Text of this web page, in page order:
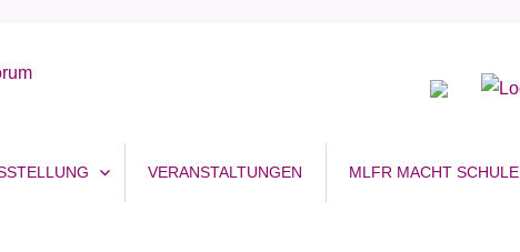
Forum Ruhr
VERANSTALTUNGEN MLFR MACHT SCHULE